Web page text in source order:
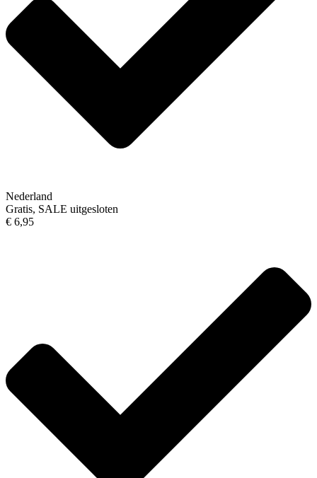
Nederland
Gratis, SALE uitgesloten
€ 6,95